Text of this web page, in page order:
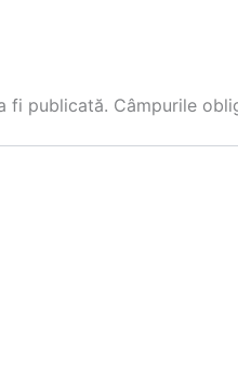
fi publicată. Câmpurile